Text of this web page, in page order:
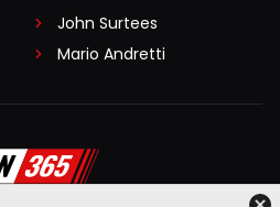
John Surtees
Mario Andretti